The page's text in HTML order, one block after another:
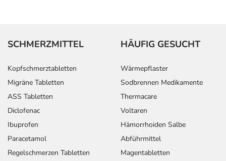
SCHMERZMITTEL
Kopfschmerztabletten
Migräne Tabletten
ASS Tabletten
Diclofenac
Ibuprofen
Paracetamol
Regelschmerzen Tabletten
HÄUFIG GESUCHT
Wärmepflaster
Sodbrennen Medikamente
Thermacare
Voltaren
Hämorrhoiden Salbe
Abführmittel
Magentabletten